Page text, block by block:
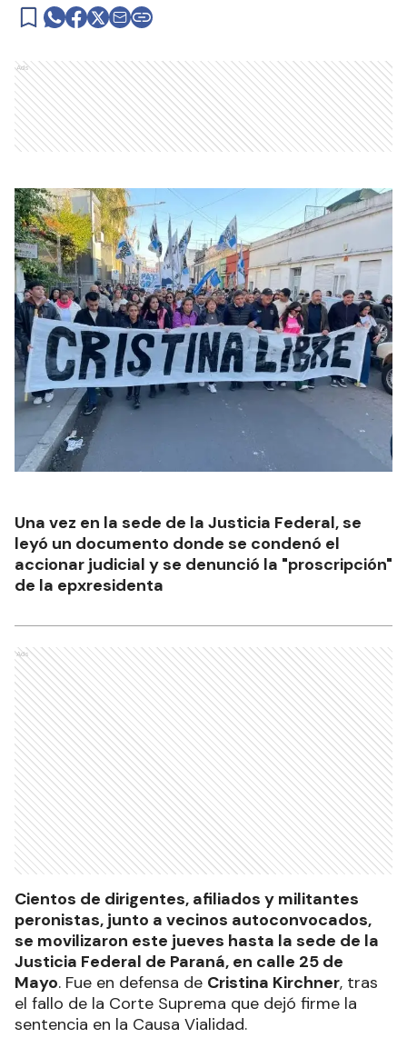
Ads
Una vez en la sede de la Justicia Federal, se
leyó un documento donde se condenó el
accionar judicial y se denunció la "proscripción"
de la epxresidenta
Ads
Cientos de dirigentes, afiliados y militantes
peronistas, junto a vecinos autoconvocados,
se movilizaron este jueves hasta la sede de la
Justicia Federal de Paraná, en calle 25 de
Mayo. Fue en defensa de Cristina Kirchner, tras
el fallo de la Corte Suprema que dejó firme la
sentencia en la Causa Vialidad.